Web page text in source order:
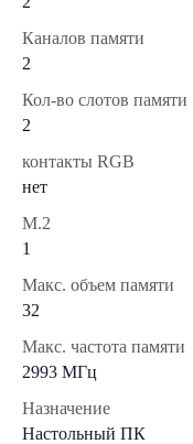
Каналов памяти
2
Кол-во слотов памяти
2
контакты RGB
нет
М.2
1
Макс. объем памяти
32
Макс. частота памяти
2993 МГц
Назначение
Настольный ПК